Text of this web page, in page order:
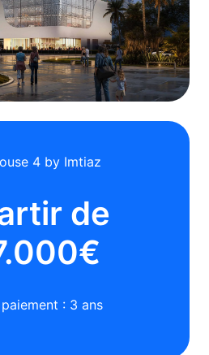
4 by Imtiaz
de
: 3 ans